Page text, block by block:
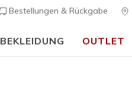
Bestellungen & Rückgabe
BEKLEIDUNG OUTLET